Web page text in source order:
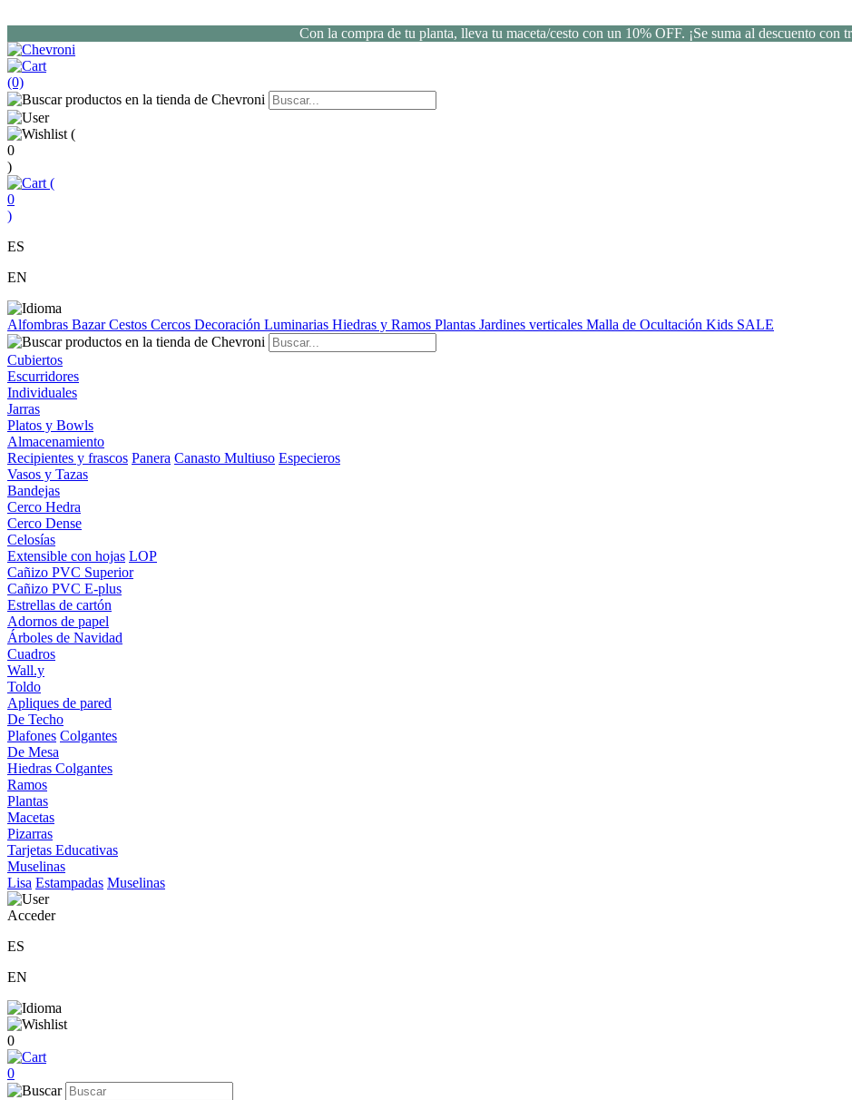
Con la compra de tu planta, lleva tu maceta/cesto con un 10% OFF. ¡Se suma al descuento con
(0)
(
0
)
(
0
)
ES
EN
Alfombras BazarCestos Cercos Decoración Luminarias Hiedras y Ramos Plantas Jardines verticales Malla de Ocultación Kids SALE
Cubiertos
Escurridores
Individuales
Jarras
Platos y Bowls
Almacenamiento
Recipientes y frascos Panera Canasto Multiuso Especieros
Vasos y Tazas
Bandejas
Cerco Hedra
Cerco Dense
Celosías
Extensible con hojas LOP
Cañizo PVC Superior
Cañizo PVC E-plus
Estrellas de cartón
Adornos de papel
Árboles de Navidad
Cuadros
Wall.y
Toldo
Apliques de pared
De Techo
Plafones Colgantes
De Mesa
Hiedras Colgantes
Ramos
Plantas
Macetas
Pizarras
Tarjetas Educativas
Muselinas
Lisa Estampadas Muselinas
Acceder
ES
EN
0
0